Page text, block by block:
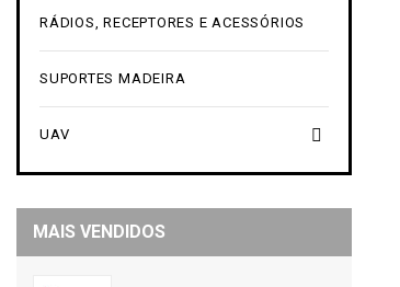
RÁDIOS, RECEPTORES E ACESSÓRIOS
SUPORTES MADEIRA

UAV
MAIS VENDIDOS